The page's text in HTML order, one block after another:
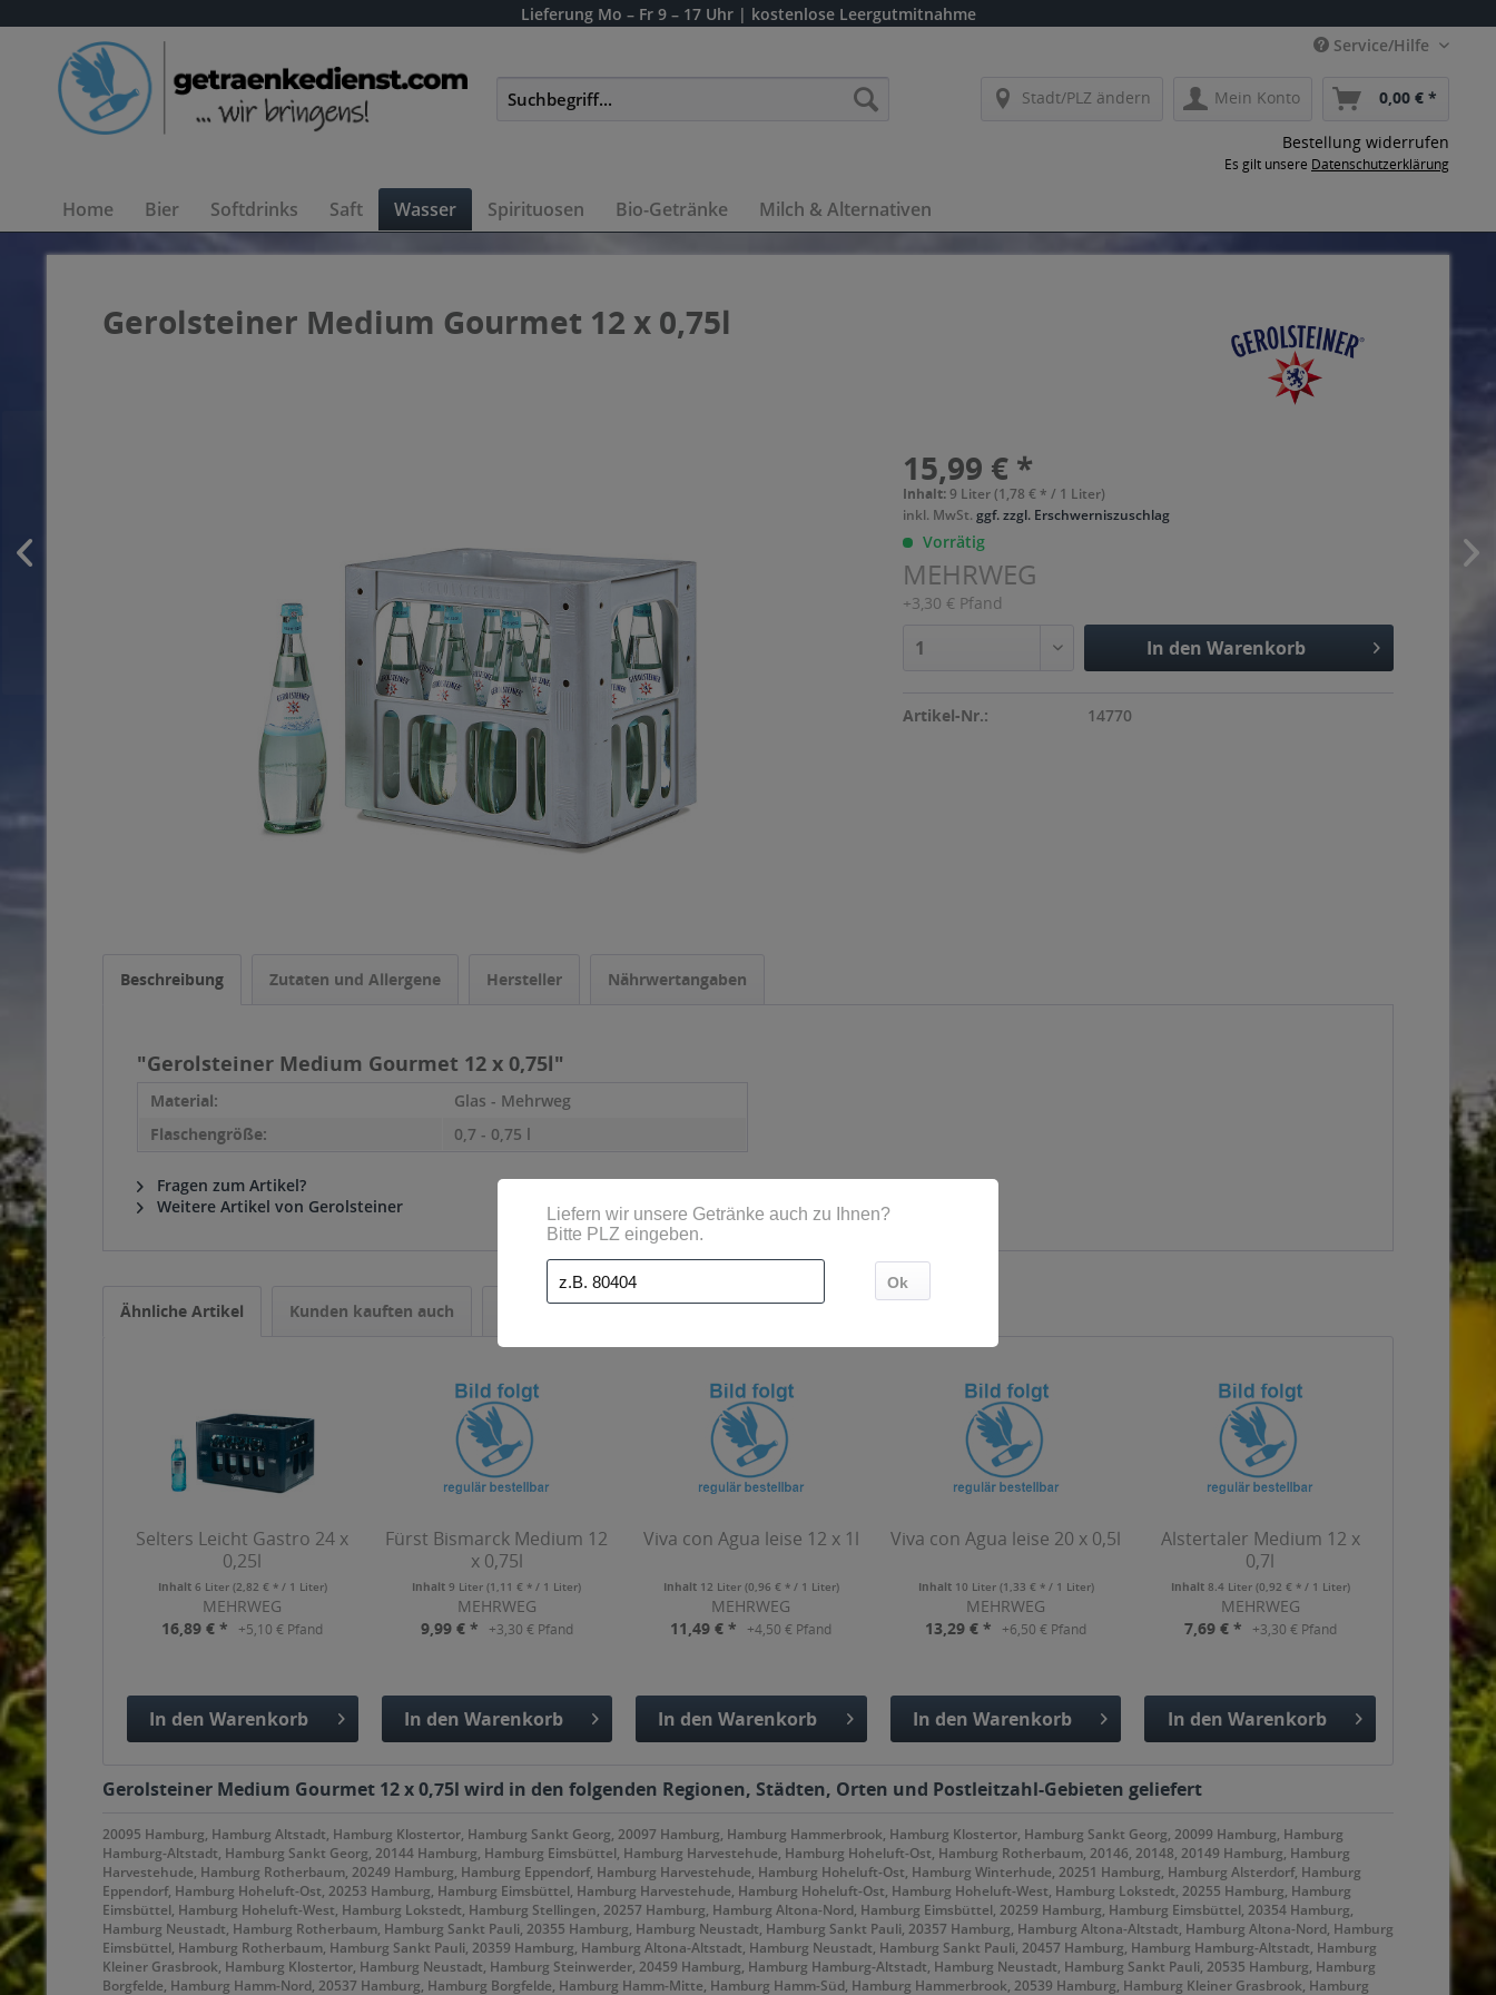
Lieferung Mo – Fr 9 – 17 Uhr | kostenlose Leergutmitnahme
Service/Hilfe
Stadt/PLZ ändern Mein Konto 0,00 € *
Bestellung widerrufen
Es gilt unsere Datenschutzerklärung
Home Bier Softdrinks Saft Wasser Spirituosen Bio-Getränke Milch & Alternativen
Gerolsteiner Medium Gourmet 12 x 0,75l
15,99 € *
Inhalt:9 Liter (1,78 € * / 1 Liter)
inkl. MwSt.ggf. zzgl. Erschwerniszuschlag
Vorrätig
MEHRWEG
+3,30 € Pfand
In den Warenkorb
Artikel-Nr.: 14770
Beschreibung Zutaten und Allergene Hersteller Nährwertangaben
"Gerolsteiner Medium Gourmet 12 x 0,75l"
Material:
Glas - Mehrweg
Flaschengröße:
0,7 - 0,75 l
Fragen zum Artikel?
Weitere Artikel von Gerolsteiner
Ähnliche Artikel Kunden kauften auch Kunden haben sich ebenfalls angesehen
Selters Leicht Gastro 24 x
0,25l
Inhalt 6 Liter (2,82 € * / 1 Liter)
MEHRWEG
16,89 € *
+5,10 € Pfand
In den Warenkorb
Fürst Bismarck Medium 12
x 0,75l
Inhalt9 Liter(1,11 € * / 1 Liter)
MEHRWEG
9,99 € *
+3,30 € Pfand
In den Warenkorb
Viva con Agua leise 12 x 1l
Inhalt 12 Liter (0,96 € * / 1 Liter)
MEHRWEG
11,49 € *
+4,50 € Pfand
In den Warenkorb
Viva con Agua leise 20 x 0,5l
Inhalt 10 Liter (1,33 € * / 1 Liter)
MEHRWEG
13,29 € *
+6,50 € Pfand
In den Warenkorb
Alstertaler Medium 12 x
0,7l
Inhalt 8.4 Liter (0,92 € * / 1 Liter)
MEHRWEG
7,69 € *
+3,30 € Pfand
In den Warenkorb
Gerolsteiner Medium Gourmet 12 x 0,75l wird in den folgenden Regionen, Städten, Orten und Postleitzahl-Gebieten geliefert
20095 Hamburg, Hamburg Altstadt, Hamburg Klostertor, Hamburg Sankt Georg, 20097 Hamburg, Hamburg Hammerbrook, Hamburg Klostertor, Hamburg Sankt Georg, 20099 Hamburg, Hamburg
Hamburg-Altstadt, Hamburg Sankt Georg, 20144 Hamburg, Hamburg Eimsbüttel, Hamburg Harvestehude, Hamburg Hoheluft-Ost, Hamburg Rotherbaum, 20146, 20148, 20149 Hamburg, Hamburg
Harvestehude, Hamburg Rotherbaum, 20249 Hamburg, Hamburg Eppendorf, Hamburg Harvestehude, Hamburg Hoheluft-Ost, Hamburg Winterhude, 20251 Hamburg, Hamburg Alsterdorf, Hamburg
Eppendorf, Hamburg Hoheluft-Ost, 20253 Hamburg, Hamburg Eimsbüttel, Hamburg Harvestehude, Hamburg Hoheluft-Ost, Hamburg Hoheluft-West, Hamburg Lokstedt, 20255 Hamburg, Hamburg
Eimsbüttel, Hamburg Hoheluft-West, Hamburg Lokstedt, Hamburg Stellingen, 20257 Hamburg, Hamburg Altona-Nord, Hamburg Eimsbüttel, 20259 Hamburg, Hamburg Eimsbüttel, 20354 Hamburg,
Hamburg Neustadt, Hamburg Rotherbaum, Hamburg Sankt Pauli, 20355 Hamburg, Hamburg Neustadt, Hamburg Sankt Pauli, 20357 Hamburg, Hamburg Altona-Altstadt, Hamburg Altona-Nord, Hamburg
Eimsbüttel, Hamburg Rotherbaum, Hamburg Sankt Pauli, 20359 Hamburg, Hamburg Altona-Altstadt, Hamburg Neustadt, Hamburg Sankt Pauli, 20457 Hamburg, Hamburg Hamburg-Altstadt, Hamburg
Kleiner Grasbrook, Hamburg Klostertor, Hamburg Neustadt, Hamburg Steinwerder, 20459 Hamburg, Hamburg Hamburg-Altstadt, Hamburg Neustadt, Hamburg Sankt Pauli, 20535 Hamburg, Hamburg
Borgfelde, Hamburg Hamm-Nord, 20537 Hamburg, Hamburg Borgfelde, Hamburg Hamm-Mitte, Hamburg Hamm-Süd, Hamburg Hammerbrook, 20539 Hamburg, Hamburg Kleiner Grasbrook, Hamburg